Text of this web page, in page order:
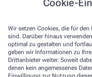
Cookie-
Wir setzen Cookies, die für
sind. Darüber hinaus
optimal zu gestalten und
geben wir Informationen zu
Drittanbieter weiter. Soweit
denen kein angemessenes
Einwilligung zur Nutzung
die Lymphe in die
Wer bei Schmuddelwetter
Immunsystem mit kalt-
bringen und die
Kältereiz kurbelt die
Schwung, je